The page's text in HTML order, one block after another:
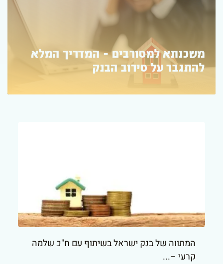
איך לקבל משכנתא לנכס בחו"ל?
תנאים ודרישות
המתווה של בנק ישראל בשיתוף עם ח"כ שלמה
קרעי –...